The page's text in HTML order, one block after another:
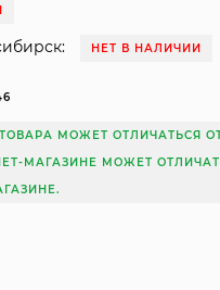
НЕТ В НАЛИЧИИ
МОЖЕТ ОТЛИЧАТЬСЯ
МАГАЗИНЕ МОЖЕТ